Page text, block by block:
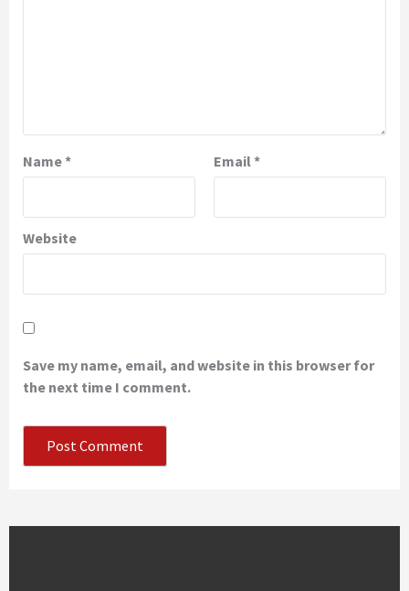
Name* Email *
Website
Save my name, email, and website in this browser for
the next time I comment.